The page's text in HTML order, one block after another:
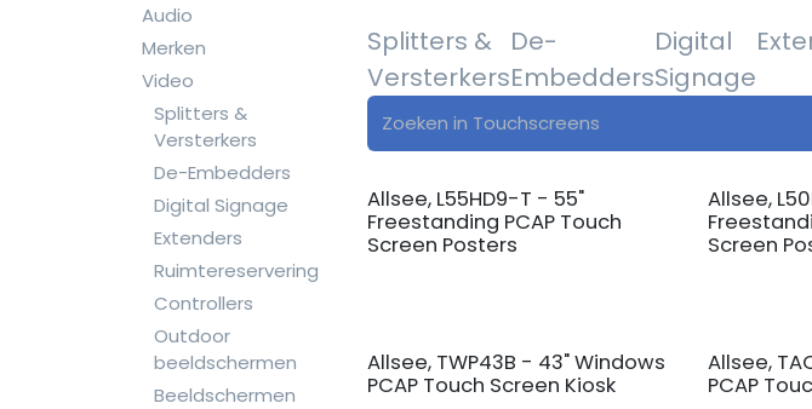
Audio
Merken
Video
Splitters &
Versterkers
De-Embedders
Digital Signage
Extenders
Ruimtereservering
Controllers
Outdoor
beeldschermen
Beeldschermen
Splitters &
Versterkers
De-
Embedders
Digital
Signage
Allsee, L55HD9-T - 55"
Freestanding PCAP Touch
Screen Posters
Allsee,
Screen
Allsee, TWP43B - 43" Windows
PCAP Touch Screen Kiosk
Allsee,
PCAP